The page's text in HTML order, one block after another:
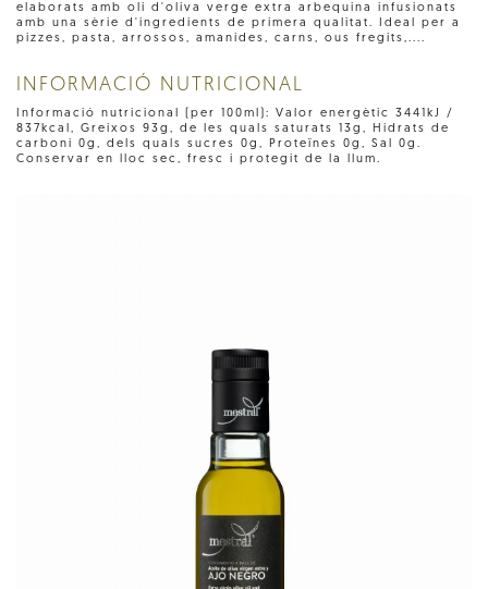
elaborats amb oli d'oliva verge extra arbequina infusionats
amb una sèrie d'ingredients de primera qualitat. Ideal per a
pizzes, pasta, arrossos, amanides, carns, ous fregits,....
INFORMACIÓ NUTRICIONAL
Informació nutricional (per 100ml): Valor energètic 3441kJ /
837kcal, Greixos 93g, de les quals saturats 13g, Hidrats de
carboni 0g, dels quals sucres 0g, Proteïnes 0g, Sal 0g.
Conservar en lloc sec, fresc i protegit de la llum.